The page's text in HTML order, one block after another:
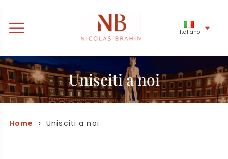
Italiano
Unisciti a noi
Home › Unisciti a noi